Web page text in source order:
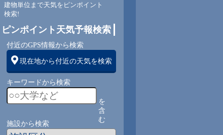
建物単位まで天気をピンポイント
検索!
ピンポイント天気予報検索
付近のGPS情報から検索
現在地から付近の天気を検索
キーワードから検索
を
含
む
施設から検索